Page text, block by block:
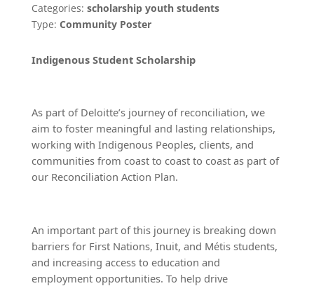
Categories: scholarship youth students
Type: Community Poster
Indigenous Student Scholarship
As part of Deloitte’s journey of reconciliation, we
aim to foster meaningful and lasting relationships,
working with Indigenous Peoples, clients, and
communities from coast to coast to coast as part of
our Reconciliation Action Plan.
An important part of this journey is breaking down
barriers for First Nations, Inuit, and Métis students,
and increasing access to education and
employment opportunities. To help drive